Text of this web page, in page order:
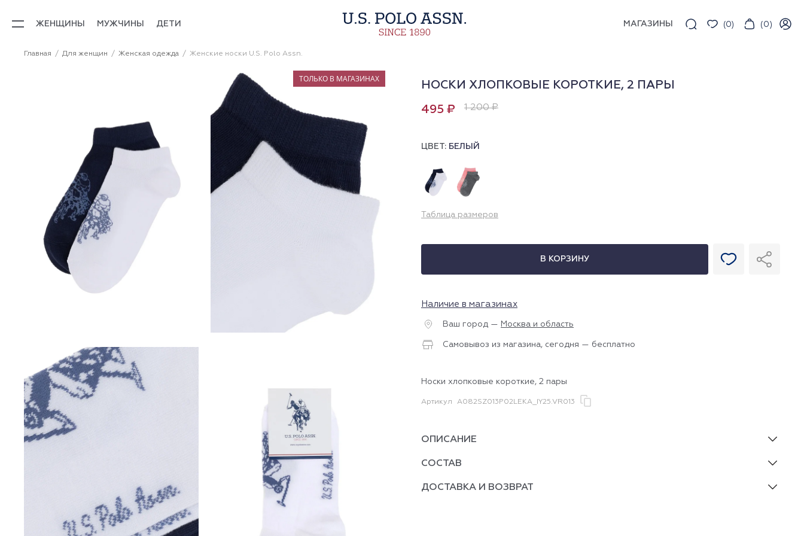
ЖЕНЩИНЫ МУЖЧИНЫ ДЕТИ МАГАЗИНЫ (0) (0)
Главная Для женщин Женская одежда Женские носки U.S. Polo Assn.
ТОЛЬКО В МАГАЗИНАХ
НОСКИ ХЛОПКОВЫЕ КОРОТКИЕ, 2 ПАРЫ
495 ₽ 1 200 ₽
ЦВЕТ: БЕЛЫЙ
Таблица размеров
В КОРЗИНУ
Наличие в магазинах
Ваш город — Москва и область
Самовывоз из магазина, сегодня — бесплатно
Носки хлопковые короткие, 2 пары
Артикул A082SZ013P02LEKA_IY25.VR013
ОПИСАНИЕ
СОСТАВ
ДОСТАВКА И ВОЗВРАТ